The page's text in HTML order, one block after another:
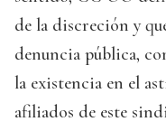
de la discreción y
denuncia pública,
la existencia en el
afiliados de este